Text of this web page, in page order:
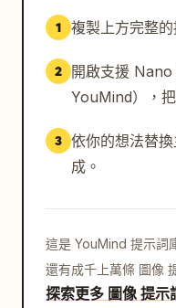
1 複製上方完整的
2
開啟支援
YouMind），
3 依你的想法替
成。
這是 YouMind 提示詞
還有成千上萬條 圖像
探索更多 圖像 提示